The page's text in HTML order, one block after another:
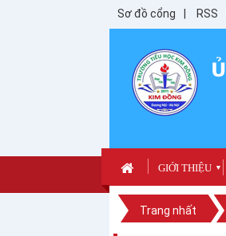
Sơ đồ cổng RSS
GIỚI THIỆU ▼
Trang nhất